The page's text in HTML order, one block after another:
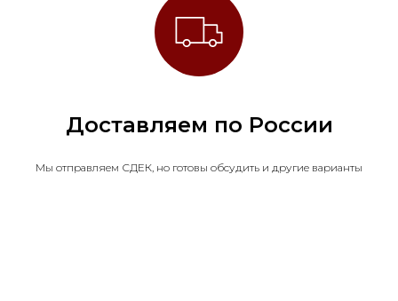
Доставляем по России
Мы отправляем СДЕК, но готовы обсудить и другие варианты